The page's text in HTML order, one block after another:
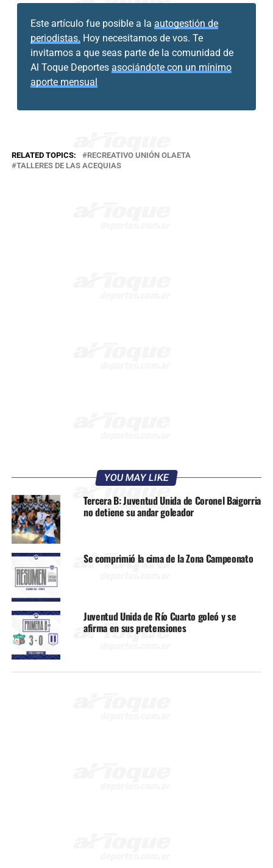
Este artículo fue posible a la autogestión de
periodistas. Hoy necesitamos de vos. Te
invitamos a que seas parte de la comunidad de
Al Toque Deportes asociándote con un mínimo
aporte mensual
RELATED TOPICS:
RECREATIVO UNIÓN OLAETA
TALLERES DE LAS ACEQUIAS
YOU MAY LIKE
Tercera B: Juventud Unida de Coronel Baigorria
no detiene su andar goleador
Se comprimió la cima de la Zona Campeonato
Juventud Unida de Río Cuarto goleó y se
afirma en sus pretensiones